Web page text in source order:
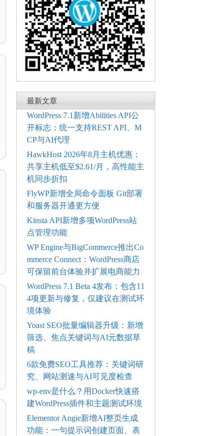
最新文章
WordPress 7.1新增Abilities API公
开标志：统一支持REST API、M
CP与AI代理
HawkHost 2026年8月主机优惠：
共享主机低至$2.61/月，高性能主
机同步折扣
FlyWP新增全局命令面板 Git部署
和服务器开通更方便
Kinsta API新增多项WordPress站
点管理功能
WP Engine与BigCommerce推出Co
mmerce Connect：WordPress商店
可保留前台体验并扩展电商能力
WordPress 7.1 Beta 4发布：包含11
4项更新与修复，仅建议在测试环
境体验
Yoast SEO批量编辑器升级：新增
筛选、焦点关键词与AI元数据草
稿
6款免费SEO工具推荐：关键词研
究、网站测速与AI可见度检查
wp-env是什么？用Docker快速搭
建WordPress插件和主题测试环境
Elementor Angie新增AI整页生成
功能：一句提示词创建页面、表